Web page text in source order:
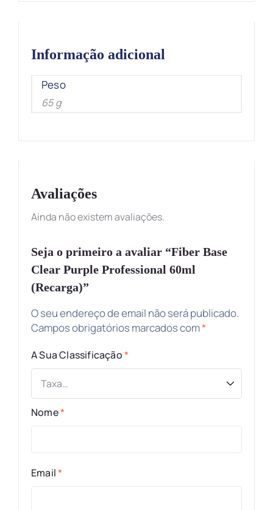
Informação adicional
Peso
65 g
Avaliações
Ainda não existem avaliações.
Seja o primeiro a avaliar “Fiber Base
Clear Purple Professional 60ml
(Recarga)”
O seu endereço de email não será publicado.
Campos obrigatórios marcados com*
A Sua Classificação*
Nome*
Email*